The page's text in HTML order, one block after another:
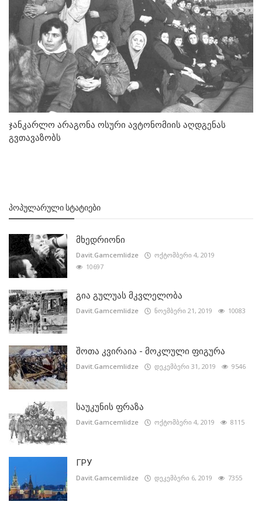
ჯანკარლო არაგონა ოსური ავტონომიის აღდგენას
გვთავაზობს
ᲞᲝᲞᲣᲚᲐᲠᲣᲚᲘ ᲡᲢᲐᲢᲘᲔᲑᲘ
მხედრიონი
Davit.Gamcemlidze
ოქტომბერი 4, 2019
10697
გია გულუას მკვლელობა
Davit.Gamcemlidze ნოემბერი 21, 2019 10083
შოთა კვირაია - მოკლული ფიგურა
Davit.Gamcemlidze დეკემბერი 31, 2019 9546
საუკუნის ფრაზა
Davit.Gamcemlidze ოქტომბერი 4, 2019 8115
ГРУ
Davit.Gamcemlidze დეკემბერი 6, 2019 7355